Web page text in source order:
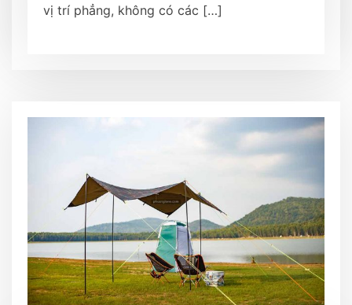
vị trí phẳng, không có các […]